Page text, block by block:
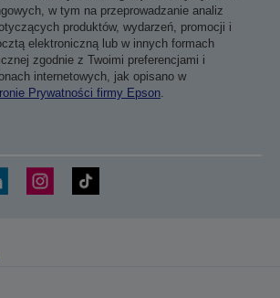
w tym na przeprowadzanie analiz
produktów, wydarzeń, promocji i
elektroniczną lub w innych formach
zgodnie z Twoimi preferencjami i
internetowych, jak opisano w
Prywatności firmy Epson.